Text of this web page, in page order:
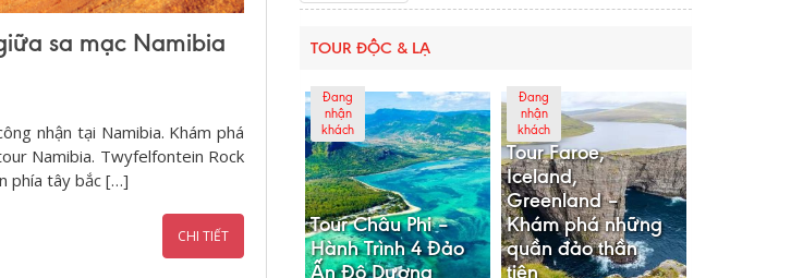
sa mạc Namibia
nhận tại Namibia. Khám phá
Namibia. Twyfelfontein Rock
phía tây bắc […]
CHI TIẾT
TOUR ĐỘC & LẠ
Đang
nhận
khách
Tour Châu Phi –
Hành Trình 4 Đảo
Ấn Độ Dương
Đang
nhận
khách
Tour Faroe,
Iceland,
Greenland –
Khám phá những
quần đảo thần
tiên